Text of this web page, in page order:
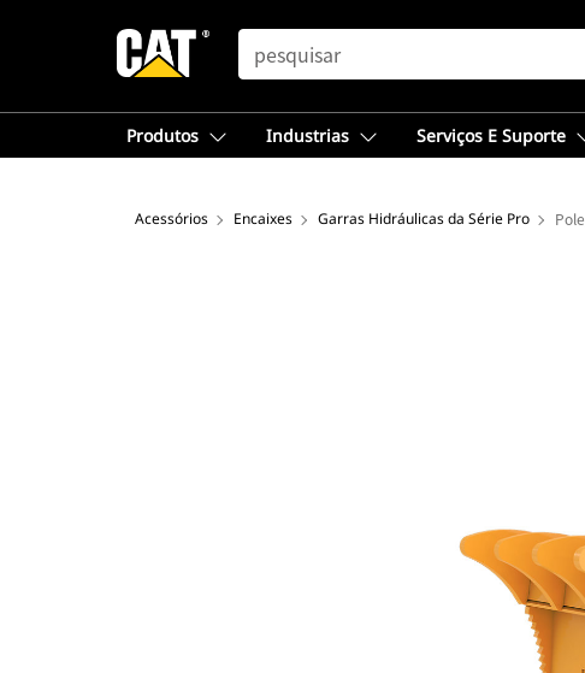
SEARCH
Produtos Industrias Serviços E Suporte
Acessórios Encaixes Garras Hidráulicas da Série Pro